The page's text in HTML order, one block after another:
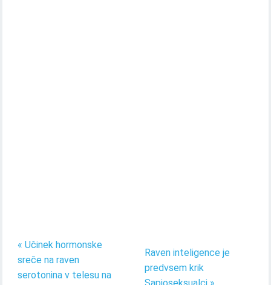
« Učinek hormonske
sreče na raven
serotonina v telesu na
Raven inteligence je
predvsem krik
Sapioseksualci »